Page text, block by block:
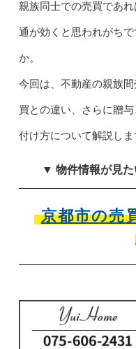
親族同士での売買であ
通が効くと思われがち
か。
今回は、不動産の親族
買との違い、さらに贈
付け方について解説しま
▼ 物件情報が見
京都市の売